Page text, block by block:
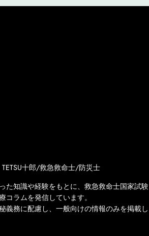
TETSU十郎/救急救命士/防災士
た知識や経験をもとに、救急救命士国家試験
コラムを発信しています。
義務に配慮し、一般向けの情報のみを掲載し